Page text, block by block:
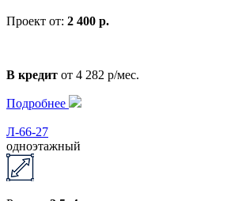
Проект от: 2 400 р.
В кредит от 4 282 р/мес.
Подробнее
Л-66-27
одноэтажный